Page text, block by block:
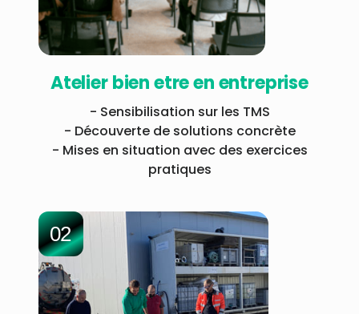
Atelier bien etre en entreprise
- Sensibilisation sur les TMS
- Découverte de solutions concrète
- Mises en situation avec des exercices
pratiques
02